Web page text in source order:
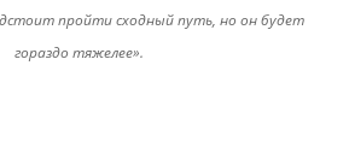
пройти сходный путь, но он будет
гораздо тяжелее».